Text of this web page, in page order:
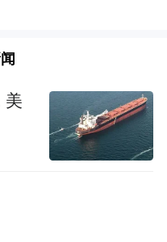
她还表示，“今天
望平台能多给机
IP。”
美